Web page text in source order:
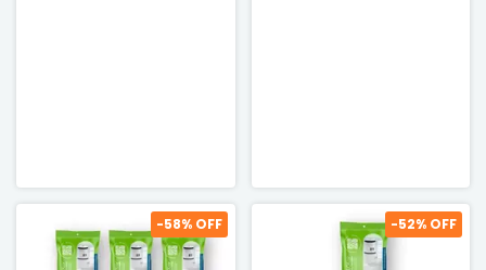
-58% OFF -52% OFF